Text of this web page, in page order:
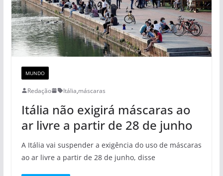
MUNDO
Redação Itália,máscaras
Itália não exigirá máscaras ao
ar livre a partir de 28 de junho
A Itália vai suspender a exigência do uso de máscaras
ao ar livre a partir de 28 de junho, disse